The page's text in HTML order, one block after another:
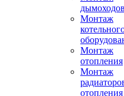
Монтаж
Монтаж
отопления
Монтаж
отопления